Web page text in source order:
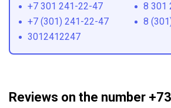
+7 301 241-22-47
8 301
+7 (301) 241-22-47
8
3012412247
Reviews on the number